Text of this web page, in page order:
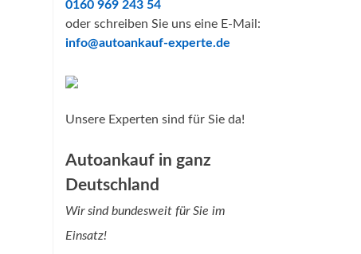
0160 969 243 54
oder schreiben Sie uns eine E-Mail:
info@autoankauf-experte.de
Unsere Experten sind für Sie da!
Autoankauf in ganz
Deutschland
Wir sind bundesweit für Sie im
Einsatz!